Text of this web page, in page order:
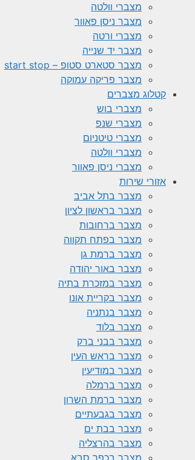
מצברי וולטה
מצבר ניסן פאוור
מצברי ורטה
מצבר יד שנייה
מצבר סטארט סטופ – start stop
מצבר פריקה עמוקה
קטלוג מצברים
מצברי בוש
מצברי שנפ
מצברי טיטניום
מצברי וולטה
מצברי ניסן פאוור
אזורי שירות
מצבר בתל אביב
מצבר בראשון לציון
מצבר ברחובות
מצבר בפתח תקווה
מצבר ברמת גן
מצבר באור יהודה
מצבר במזכרת בתיה
מצבר בקריית אונו
מצבר בנתניה
מצבר בלוד
מצבר בבני ברק
מצבר בראש העין
מצבר במודיעין
מצבר ברמלה
מצבר ברמת השרון
מצבר בגבעתיים
מצבר בבת ים
מצבר בהרצליה
מצבר בכפר סבא